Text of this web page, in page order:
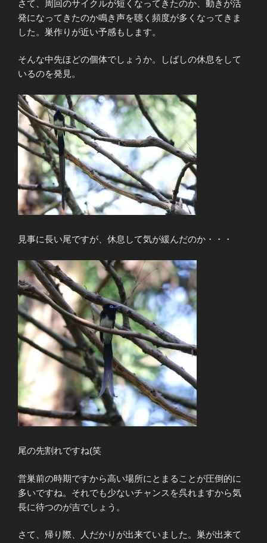
さて、周回のサイクルが短くなってきたのか、動きが活
発になってきたのか鳴き声を聴く頻度が多くなってきま
した。巣作りが近い予感もします。
そんな中先ほどの個体でしょうか。しばしの休息をして
いるのを発見。
見事に長い尾ですが、休息して気が緩んだのか・・・
尾の先割れですね(笑
営巣前の時期ですから高い場所にとまることが圧倒的に
多いですね。それでも少ないチャンスを呉れますから気
長に待つのが吉でしょう。
さて、帰り際、人だかりが出来ていました。巣が出来て